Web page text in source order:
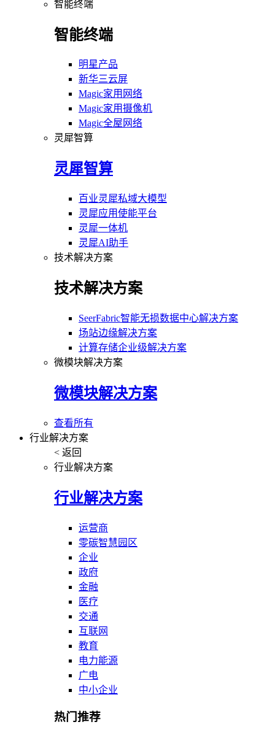
智能终端
智能终端
明星产品
新华三云屏
Magic家用网络
Magic家用摄像机
Magic全屋网络
灵犀智算
灵犀智算
百业灵犀私域大模型
灵犀应用使能平台
灵犀一体机
灵犀AI助手
技术解决方案
技术解决方案
SeerFabric智能无损数据中心解决方案
场站边缘解决方案
计算存储企业级解决方案
微模块解决方案
微模块解决方案
查看所有
行业解决方案
< 返回
行业解决方案
行业解决方案
运营商
零碳智慧园区
企业
政府
金融
医疗
交通
互联网
教育
电力能源
广电
中小企业
热门推荐